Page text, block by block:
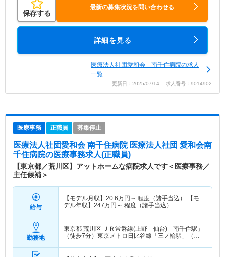
保存する
最新の募集状況を問い合わせる
詳細を見る
医療法人社団愛和会 南千住病院の求人
一覧
更新日：2025/07/14 求人番号：9014902
医療事務 正職員 募集停止
医療法人社団愛和会 南千住病院 医療法人社団 愛和会南
千住病院の医療事務求人(正職員)
【東京都／荒川区】アットホームな病院求人です＜医療事務／
主任候補＞
給与
【モデル月収】 20.6万円～ 程度（諸手当込） 【モ
デル年収】 247万円～ 程度（諸手当込）
勤務地
東京都 荒川区
ＪＲ常磐線(上野－仙台)「南千住駅」
（徒歩7分）東京メトロ日比谷線「三ノ輪駅」（徒